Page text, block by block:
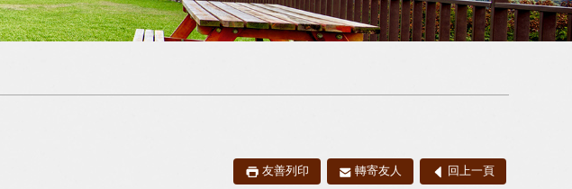
友善列印 轉寄友人 回上一頁